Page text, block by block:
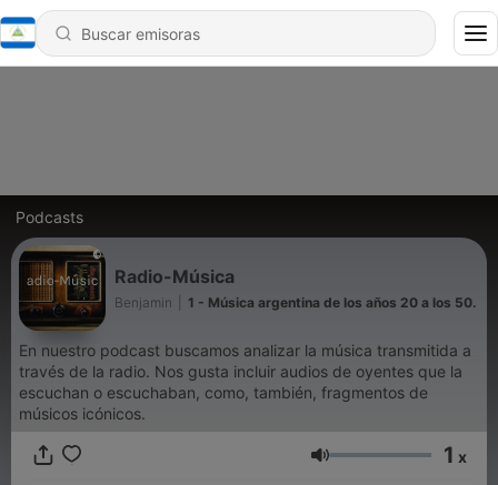
Podcasts
Radio-Música
Benjamin 1 - Música argentina de los años 20 a los 50.
En nuestro podcast buscamos analizar la música transmitida a
través de la radio. Nos gusta incluir audios de oyentes que la
escuchan o escuchaban, como, también, fragmentos de
músicos icónicos.
Volumen 1 x